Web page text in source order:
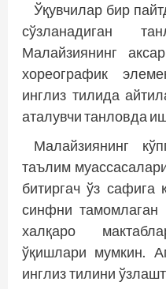
Ўқувчилар бир
сўзланадиган
Малайзиянинг
хореографик
инглиз тилида
аталувчи танловда
Малайзиянинг
таълим
битиргач ўз сафига
синфни тамомлаган
халқаро
ўқишлари мумкин.
инглиз тилини